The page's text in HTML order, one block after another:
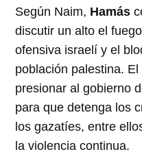
Según Naim, Hamás
discutir un alto el
ofensiva israelí y el
población palestina.
presionar al gobierno
para que detenga los
los gazatíes, entre
la violencia continua.